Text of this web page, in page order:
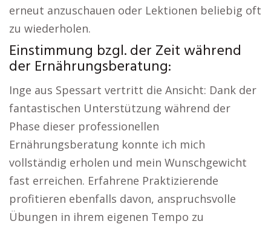
erneut anzuschauen oder Lektionen beliebig oft
zu wiederholen.
Einstimmung bzgl. der Zeit während
der Ernährungsberatung:
Inge aus Spessart vertritt die Ansicht: Dank der
fantastischen Unterstützung während der
Phase dieser professionellen
Ernährungsberatung konnte ich mich
vollständig erholen und mein Wunschgewicht
fast erreichen. Erfahrene Praktizierende
profitieren ebenfalls davon, anspruchsvolle
Übungen in ihrem eigenen Tempo zu